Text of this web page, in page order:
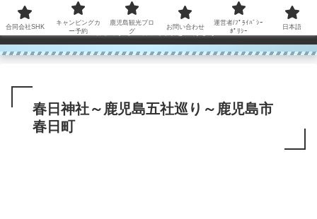
コンテンツへスキップ
鹿児島から世界に笑顔を広げます！
春日神社～鹿児島五社巡り～鹿児島市
春日町
合同会社SHK
キャンピングカ
ー予約
鹿児島観光ブロ
グ
お問い合わせ
運営者/ﾌﾟﾗｲﾊﾞｼｰ
ﾎﾟﾘｼｰ
日本語